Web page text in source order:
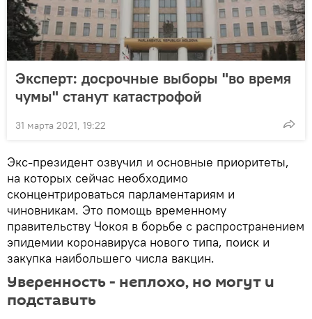
Эксперт: досрочные выборы "во время
чумы" станут катастрофой
31 марта 2021, 19:22
Экс-президент озвучил и основные приоритеты,
на которых сейчас необходимо
сконцентрироваться парламентариям и
чиновникам. Это помощь временному
правительству Чокоя в борьбе с распространением
эпидемии коронавируса нового типа, поиск и
закупка наибольшего числа вакцин.
Уверенность - неплохо, но могут и
подставить